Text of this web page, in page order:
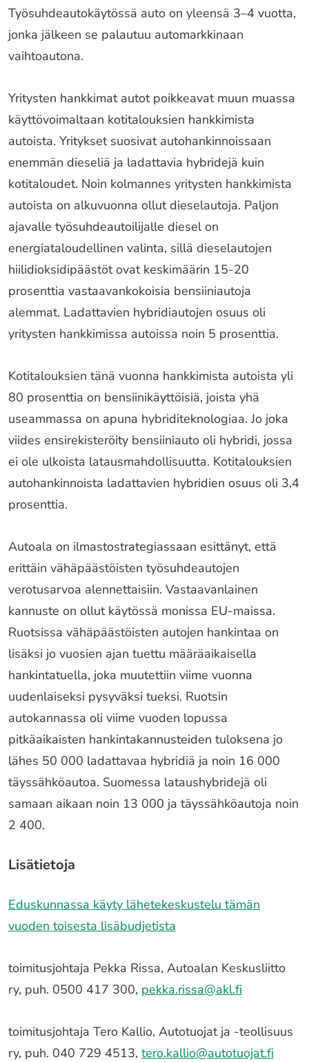
Työsuhdeautokäytössä auto on yleensä 3–4 vuotta,
jonka jälkeen se palautuu automarkkinaan
vaihtoautona.
Yritysten hankkimat autot poikkeavat muun muassa
käyttövoimaltaan kotitalouksien hankkimista
autoista. Yritykset suosivat autohankinnoissaan
enemmän dieseliä ja ladattavia hybridejä kuin
kotitaloudet. Noin kolmannes yritysten hankkimista
autoista on alkuvuonna ollut dieselautoja. Paljon
ajavalle työsuhdeautoilijalle diesel on
energiataloudellinen valinta, sillä dieselautojen
hiilidioksidipäästöt ovat keskimäärin 15-20
prosenttia vastaavankokoisia bensiiniautoja
alemmat. Ladattavien hybridiautojen osuus oli
yritysten hankkimissa autoissa noin 5 prosenttia.
Kotitalouksien tänä vuonna hankkimista autoista yli
80 prosenttia on bensiinikäyttöisiä, joista yhä
useammassa on apuna hybriditeknologiaa. Jo joka
viides ensirekisteröity bensiiniauto oli hybridi, jossa
ei ole ulkoista latausmahdollisuutta. Kotitalouksien
autohankinnoista ladattavien hybridien osuus oli 3,4
prosenttia.
Autoala on ilmastostrategiassaan esittänyt, että
erittäin vähäpäästöisten työsuhdeautojen
verotusarvoa alennettaisiin. Vastaavanlainen
kannuste on ollut käytössä monissa EU-maissa.
Ruotsissa vähäpäästöisten autojen hankintaa on
lisäksi jo vuosien ajan tuettu määräaikaisella
hankintatuella, joka muutettiin viime vuonna
uudenlaiseksi pysyväksi tueksi. Ruotsin
autokannassa oli viime vuoden lopussa
pitkäaikaisten hankintakannusteiden tuloksena jo
lähes 50 000 ladattavaa hybridiä ja noin 16 000
täyssähköautoa. Suomessa lataushybridejä oli
samaan aikaan noin 13 000 ja täyssähköautoja noin
2 400.
Lisätietoja
Eduskunnassa käyty lähetekeskustelu tämän
vuoden toisesta lisäbudjetista
toimitusjohtaja Pekka Rissa, Autoalan Keskusliitto
ry, puh. 0500 417 300, pekka.rissa@akl.fi
toimitusjohtaja Tero Kallio, Autotuojat ja -teollisuus
ry, puh. 040 729 4513, tero.kallio@autotuojat.fi